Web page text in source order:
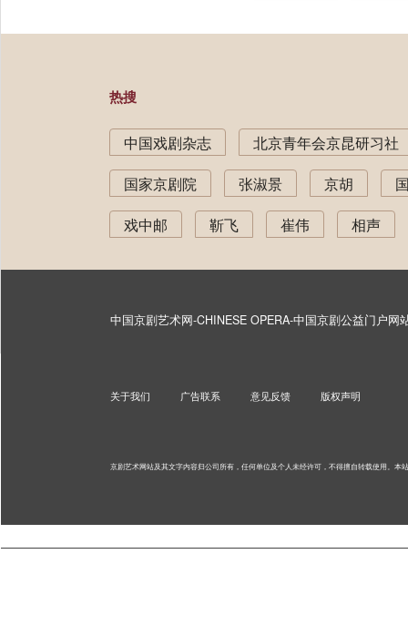
热搜
中国戏剧杂志
北京青年会京昆研习社
国家京剧院
张淑景 京胡
戏中邮
靳飞 崔伟 相声
中国京剧艺术网-CHINESE OPERA-中国京剧公益门户网
关于我们 广告联系 意见反馈 版权声明
京剧艺术网站及其文字内容归公司所有，任何单位及个人未经许可，不得擅自转载使用。 本